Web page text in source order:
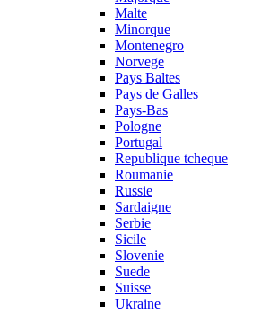
Malte
Minorque
Montenegro
Norvege
Pays Baltes
Pays de Galles
Pays-Bas
Pologne
Portugal
Republique tcheque
Roumanie
Russie
Sardaigne
Serbie
Sicile
Slovenie
Suede
Suisse
Ukraine